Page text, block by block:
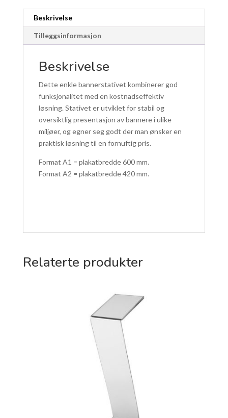
A2
antallBeskrivelse
Tilleggsinformasjon
Beskrivelse
Dette enkle bannerstativet kombinerer god
funksjonalitet med en kostnadseffektiv
løsning. Stativet er utviklet for stabil og
oversiktlig presentasjon av bannere i ulike
miljøer, og egner seg godt der man ønsker en
praktisk løsning til en fornuftig pris.
Format A1 = plakatbredde 600 mm.
Format A2 = plakatbredde 420 mm.
Relaterte produkter